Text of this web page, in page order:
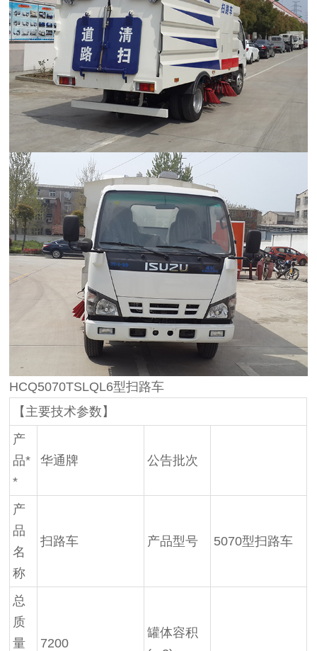
HCQ5070TSLQL6型扫路车
【主要技术参数】
产
品*
*
华通牌 公告批次
产
品
名
称
扫路车 产品型号 5070型扫路车
总
质
量
7200
罐体容积